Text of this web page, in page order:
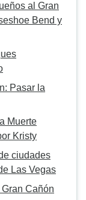
al Gran
Bend y
Pasar la
Muerte
Kristy
ciudades
Las Vegas
Cañón